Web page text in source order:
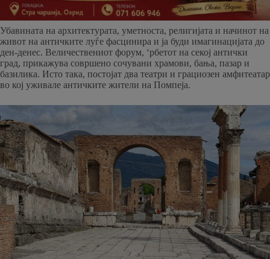
Убавината на архитектурата, уметноста, религијата и начинот на
живот на античките луѓе фасцинира и ја буди имагинацијата до
ден-денес. Величествениот форум, ‘рбетот на секој антички
град, прикажува совршено сочувани храмови, бања, пазар и
базилика. Исто така, постојат два театри и грациозен амфитеатар
во кој уживале античките жители на Помпеја.